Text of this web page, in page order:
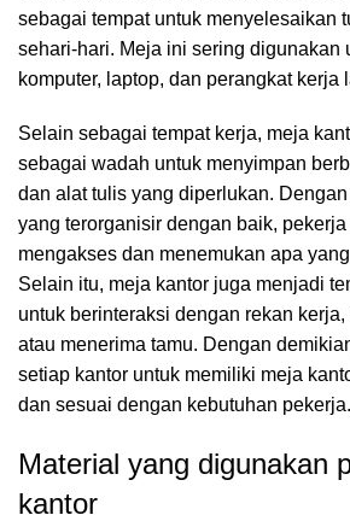
sebagai tempat untuk menyelesaikan
sehari-hari. Meja ini sering digunakan
komputer, laptop, dan perangkat kerja
Selain sebagai tempat kerja, meja
sebagai wadah untuk menyimpan
dan alat tulis yang diperlukan.
yang terorganisir dengan baik,
mengakses dan menemukan apa
Selain itu, meja kantor juga menjadi
untuk berinteraksi dengan rekan
atau menerima tamu. Dengan
setiap kantor untuk memiliki meja
dan sesuai dengan kebutuhan pekerja.
Material yang digunakan
kantor